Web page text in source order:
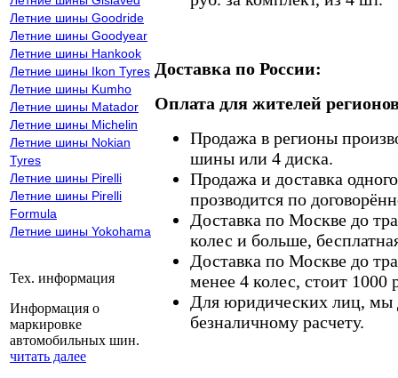
Летние шины Goodride
Летние шины Goodyear
Летние шины Hankook
Летние шины Ikon Tyres
Летние шины Kumho
Летние шины Matador
Летние шины Michelin
Летние шины Nokian
Tyres
Летние шины Pirelli
Летние шины Pirelli
Formula
Летние шины Yokohama
Тех. информация
Информация о
маркировке
автомобильных шин.
читать далее
Доставка по России:
Оплата для жителей
Продажа в регионы
шины или 4 диска.
Продажа и доставка
прозводится по
Доставка по Москве до
колес и больше,
Доставка по Москве до
менее 4 колес, стоит 1000
Для юридических лиц, мы
безналичному расчету.